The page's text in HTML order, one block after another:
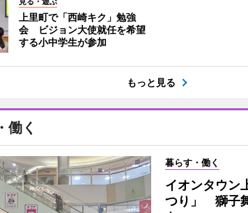
上里町で「西崎キク」勉強
会 ビジョン大使就任を希望
する小中学生が参加
もっと見る
働く
暮らす・働く
イオンタウン
つり」 獅子